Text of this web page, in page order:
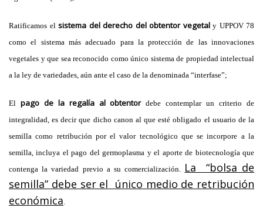
Ratificamos el sistema del derecho del obtentor vegetal y UPPOV 78
como el sistema más adecuado para la protección de las innovaciones
vegetales y que sea reconocido como único sistema de propiedad intelectual
a la ley de variedades, aún ante el caso de la denominada “interfase”;
El pago de la regalía al obtentordebe contemplar un criterio de
integralidad, es decir que dicho canon al que esté obligado el usuario de la
semilla como retribución por el valor tecnológico que se incorpore a la
semilla, incluya el pago del germoplasma y el aporte de biotecnología que
contenga la variedad previo a su comercialización.
La “bolsa de
semilla” debe ser el único medio de retribución
económica